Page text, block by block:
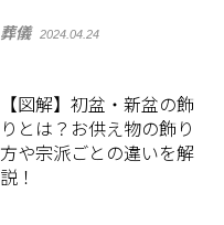
葬儀 2024.04.24
【図解】初盆・新盆の飾
りとは？お供え物の飾り
方や宗派ごとの違いを解
説！